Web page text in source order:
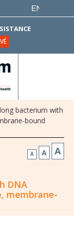
ENGLISH
bacterium with
bound
A A A
DNA
membrane-